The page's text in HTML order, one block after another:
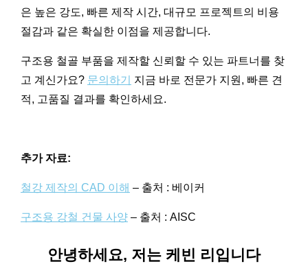
은 높은 강도, 빠른 제작 시간, 대규모 프로젝트의 비용
절감과 같은 확실한 이점을 제공합니다.
구조용 철골 부품을 제작할 신뢰할 수 있는 파트너를 찾
고 계신가요? 문의하기
지금 바로 전문가 지원, 빠른 견
적, 고품질 결과를 확인하세요.
추가 자료:
철강 제작의 CAD 이해 – 출처 : 베이커
구조용 강철 건물 사양 – 출처 : AISC
안녕하세요, 저는 케빈 리입니다